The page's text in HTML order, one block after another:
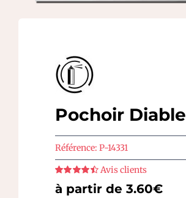
Pochoir Diable
Référence: P-14331
Note
sur
5
Avis clients
à partir de 3.60€